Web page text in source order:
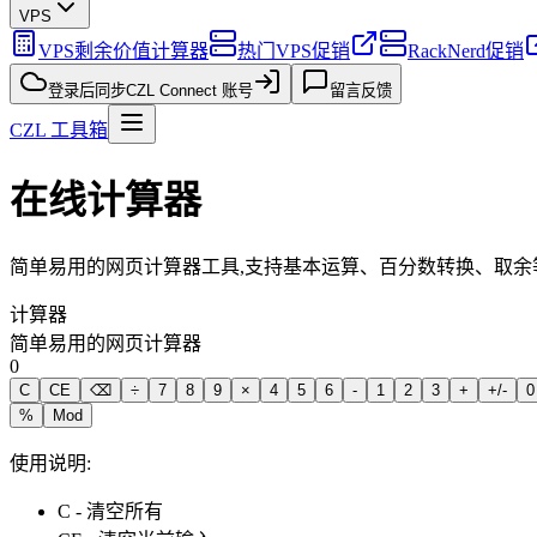
VPS
VPS剩余价值计算器 热门VPS促销 RackNerd促销
登录后同步CZL Connect 账号 留言反馈
CZL 工具箱
在线计算器
简单易用的网页计算器工具,支持基本运算、百分数转换、取
计算器
简单易用的网页计算器
0
C CE ⌫ ÷ 7 8 9 × 4 5 6 - 1 2 3 + +/-
0
%
Mod
使用说明:
C - 清空所有